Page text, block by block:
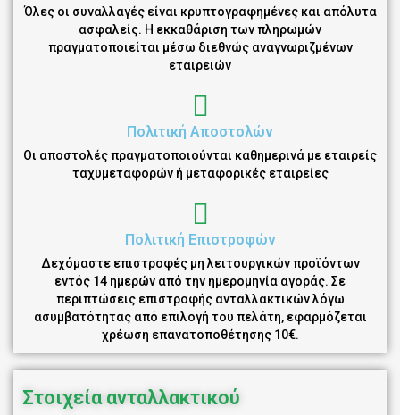
Όλες οι συναλλαγές είναι κρυπτογραφημένες και απόλυτα
ασφαλείς. Η εκκαθάριση των πληρωμών
πραγματοποιείται μέσω διεθνώς αναγνωριζμένων
εταιρειών
Πολιτική Αποστολών
Οι αποστολές πραγματοποιούνται καθημερινά με εταιρείς
ταχυμεταφορών ή μεταφορικές εταιρείες
Πολιτική Επιστροφών
Δεχόμαστε επιστροφές μη λειτουργικών προϊόντων
εντός 14 ημερών από την ημερομηνία αγοράς. Σε
περιπτώσεις επιστροφής ανταλλακτικών λόγω
ασυμβατότητας από επιλογή του πελάτη, εφαρμόζεται
χρέωση επανατοποθέτησης 10€.
Στοιχεία ανταλλακτικού